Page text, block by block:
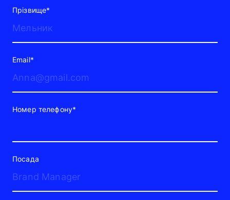
Прізвище*
Email*
Номер телефону*
Посада